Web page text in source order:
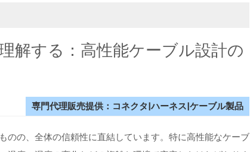
解する：高性能ケーブル設計の
専門代理販売提供：コネクタ|ハーネス|ケーブル製品
のの、全体の信頼性に直結しています。特に高性能なケーブ